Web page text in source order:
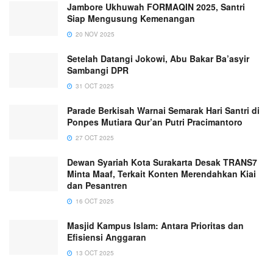
Jambore Ukhuwah FORMAQIN 2025, Santri
Siap Mengusung Kemenangan
20 NOV 2025
Setelah Datangi Jokowi, Abu Bakar Ba’asyir
Sambangi DPR
31 OCT 2025
Parade Berkisah Warnai Semarak Hari Santri di
Ponpes Mutiara Qur’an Putri Pracimantoro
27 OCT 2025
Dewan Syariah Kota Surakarta Desak TRANS7
Minta Maaf, Terkait Konten Merendahkan Kiai
dan Pesantren
16 OCT 2025
Masjid Kampus Islam: Antara Prioritas dan
Efisiensi Anggaran
13 OCT 2025